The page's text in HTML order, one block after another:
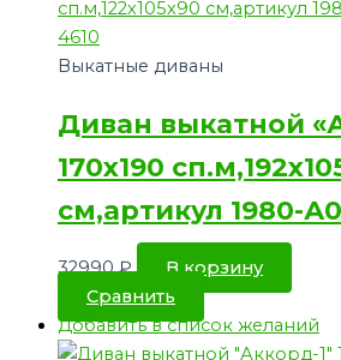
Выкатные диваны
Диван выкатной
170х190
см,артикул 1980-
32990₽
В корзину
Сравнить
Добавить в список желаний